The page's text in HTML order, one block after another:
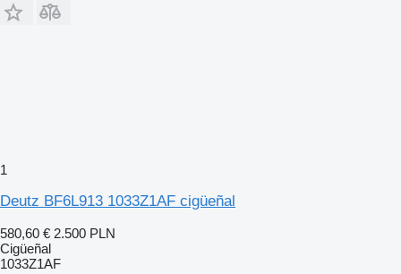
1
Deutz BF6L913 1033Z1AF cigüeñal
580,60 € 2.500 PLN
Cigüeñal
1033Z1AF